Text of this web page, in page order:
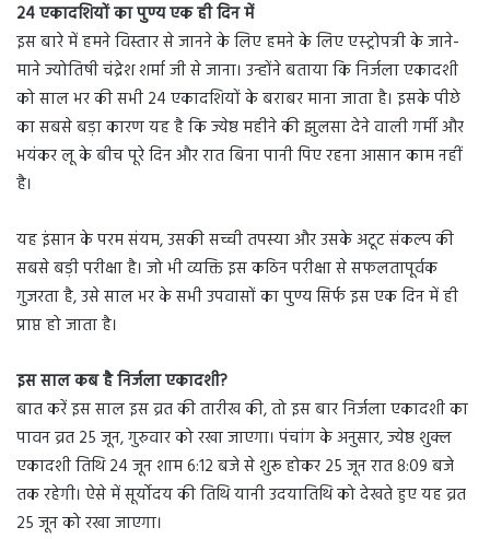
24 एकादशियों का पुण्य एक ही दिन में
इस बारे में हमने विस्तार से जानने के लिए हमने के लिए एस्ट्रोपत्री के जाने-
माने ज्योतिषी चंद्रेश शर्मा जी से जाना। उन्होंने बताया कि निर्जला एकादशी
को साल भर की सभी 24 एकादशियों के बराबर माना जाता है। इसके पीछे
का सबसे बड़ा कारण यह है कि ज्येष्ठ महीने की झुलसा देने वाली गर्मी और
भयंकर लू के बीच पूरे दिन और रात बिना पानी पिए रहना आसान काम नहीं
है।
यह इंसान के परम संयम, उसकी सच्ची तपस्या और उसके अटूट संकल्प की
सबसे बड़ी परीक्षा है। जो भी व्यक्ति इस कठिन परीक्षा से सफलतापूर्वक
गुजरता है, उसे साल भर के सभी उपवासों का पुण्य सिर्फ इस एक दिन में ही
प्राप्त हो जाता है।
इस साल कब है निर्जला एकादशी?
बात करें इस साल इस व्रत की तारीख की, तो इस बार निर्जला एकादशी का
पावन व्रत 25 जून, गुरुवार को रखा जाएगा। पंचांग के अनुसार, ज्येष्ठ शुक्ल
एकादशी तिथि 24 जून शाम 6:12 बजे से शुरू होकर 25 जून रात 8:09 बजे
तक रहेगी। ऐसे में सूर्योदय की तिथि यानी उदयातिथि को देखते हुए यह व्रत
25 जून को रखा जाएगा।